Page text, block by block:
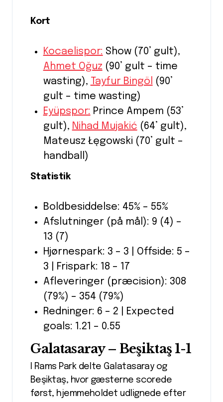
Kort
Kocaelispor: Show (70’ gult),
Ahmet Oğuz (90’ gult – time
wasting),
Tayfur Bingöl
(90’
gult – time wasting)
Eyüpspor: Prince Ampem (53’
gult), Nihad Mujakić (64’ gult),
Mateusz Łęgowski (70’ gult –
handball)
Statistik
Boldbesiddelse: 45% – 55%
Afslutninger (på mål): 9 (4) –
13 (7)
Hjørnespark: 3 – 3 | Offside: 5 –
3 | Frispark: 18 – 17
Afleveringer (præcision): 308
(79%) – 354 (79%)
Redninger: 6 – 2 | Expected
goals: 1.21 – 0.55
Galatasaray – Beşiktaş 1-1
I Rams Park delte Galatasaray og
Beşiktaş, hvor gæsterne scorede
først, hjemmeholdet udlignede efter